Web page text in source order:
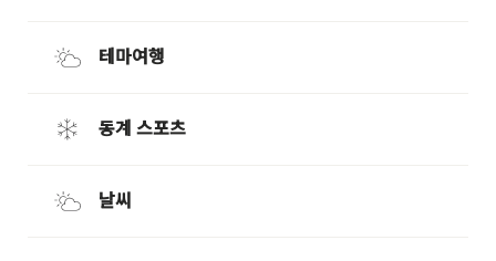
테마여행
동계 스포츠
날씨